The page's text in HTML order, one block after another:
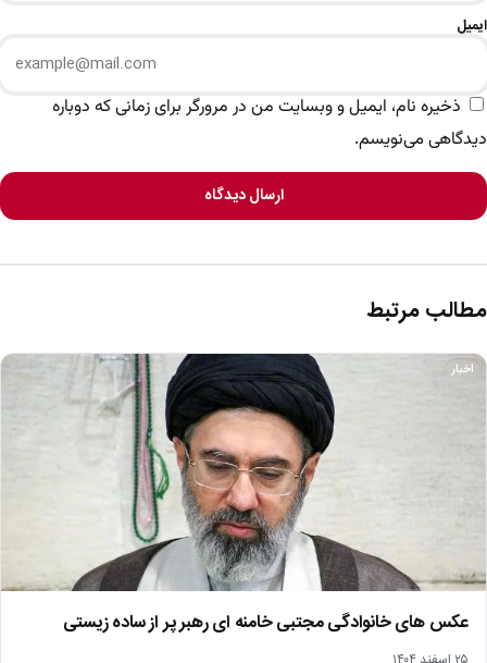
ایمیل
ذخیره نام، ایمیل و وبسایت من در مرورگر برای زمانی که دوباره
دیدگاهی می‌نویسم.
ارسال دیدگاه
مطالب مرتبط
اخبار
عکس های خانوادگی مجتبی خامنه ای رهبر پر از ساده زیستی